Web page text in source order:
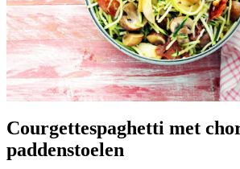
Courgettespaghetti met
paddenstoelen